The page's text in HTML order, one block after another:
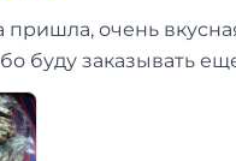
пришла, очень
буду заказывать